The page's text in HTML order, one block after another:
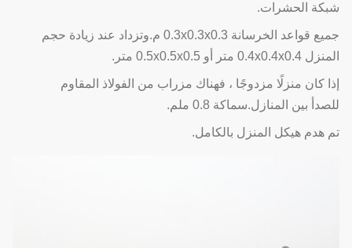
شبكة الحشرات.
جميع قواعد الخرسانة 0.3x0.3x0.3 م.وتزداد عند زيادة حجم
المنزل 0.4x0.4x0.4 متر أو 0.5x0.5x0.5 متر.
إذا كان منزلًا مزدوجًا ، فهناك مزراب من الفولاذ المقاوم
للصدأ بين المنازل.سماكة 0.8 ملم.
تم هدم هيكل المنزل بالكامل.